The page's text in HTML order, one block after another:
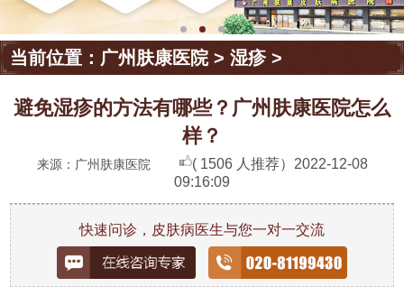
当前位置： 广州肤康医院>湿疹>
避免湿疹的方法有哪些？广州肤康医院怎么
样？
来源：广州肤康医院 ( 1506 人推荐） 2022-12-08
09:16:09
快速问诊，皮肤病医生与您一对一交流